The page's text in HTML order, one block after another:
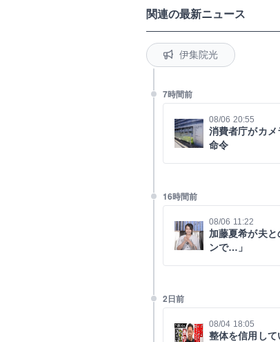
関連の最新ニュース
伊集院光
7時間前
08/06 20:55
消費者庁がカ
命令
16時間前
08/06 11:22
加藤夏希が夫
ンで…」
2日前
08/04 18:05
整体を信用し